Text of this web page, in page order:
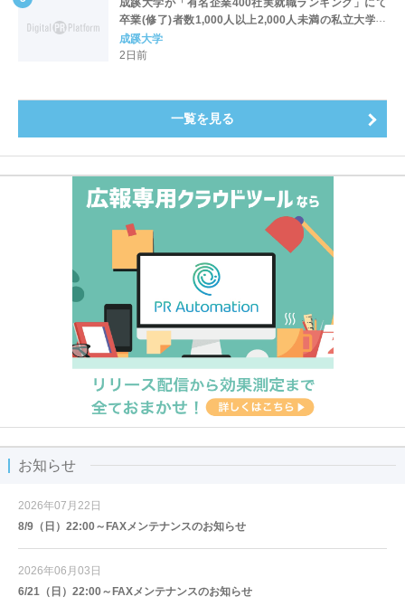
卒業(修了)者数1,000人以上2,000人未満の私立大学で
全国第1位を獲得！～実就職率は26.5%（前年比＋
4.3pt）に伸長、東京の私立大学でも10位にランクイン
成蹊大学
2日前
一覧を見る
お知らせ
2026年07月22日
8/9（日）22:00～FAXメンテナンスのお知らせ
2026年06月03日
6/21（日）22:00～FAXメンテナンスのお知らせ